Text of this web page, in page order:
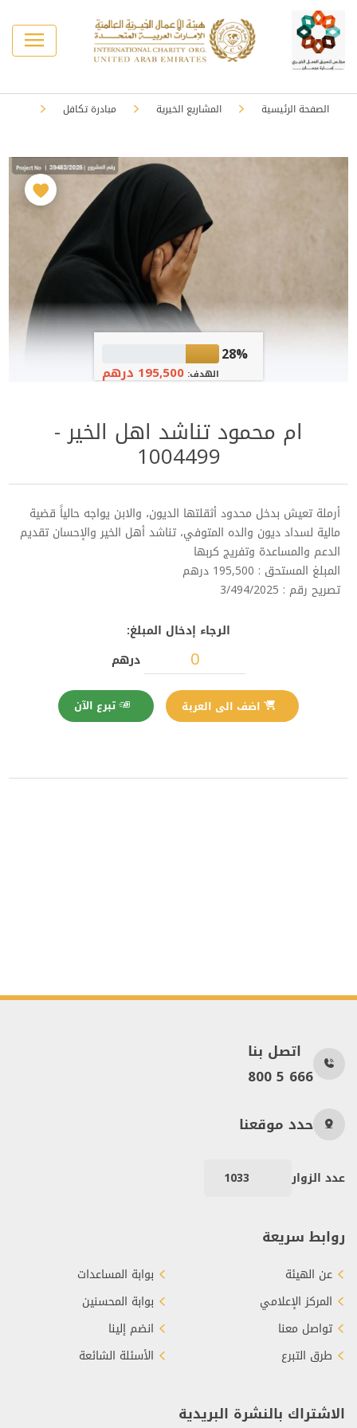
الصفحة الرئيسية المشاريع الخيرية مبادرة تكافل
28%
الهدف:195,500 درهم
ام محمود تناشد اهل الخير -
1004499
أرملة تعيش بدخل محدود أثقلتها الديون، والابن يواجه حالياً قضية
مالية لسداد ديون والده المتوفي، تناشد أهل الخير والإحسان تقديم
الدعم والمساعدة وتفريج كربها
المبلغ المستحق : 195,500 درهم
تصريح رقم : 3/494/2025
الرجاء إدخال المبلغ:
درهم
اتصل بنا
800 5 666
حدد موقعنا
عدد الزوار 1033
روابط سريعة
عن الهيئة
المركز الإعلامي
تواصل معنا
طرق التبرع
بوابة المساعدات
بوابة المحسنين
انضم إلينا
الأسئلة الشائعة
الاشتراك بالنشرة البريدية